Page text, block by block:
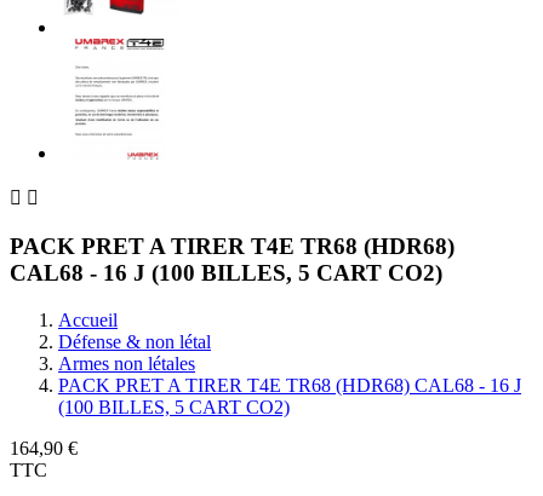
 
PACK PRET A TIRER T4E TR68 (HDR68)
CAL68 - 16 J (100 BILLES, 5 CART CO2)
Accueil
Défense & non létal
Armes non létales
PACK PRET A TIRER T4E TR68 (HDR68) CAL68 - 16 J
(100 BILLES, 5 CART CO2)
164,90 €
TTC